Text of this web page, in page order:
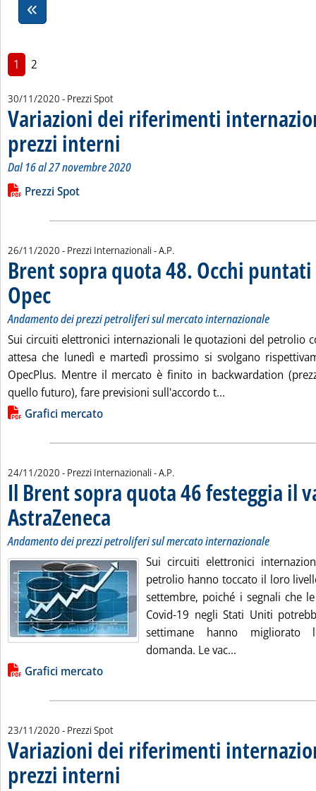
1 2
30/11/2020 - Prezzi Spot
Variazioni dei riferimenti
prezzi interni
Dal 16 al 27 novembre 2020
Leggi tutta la notizia: 'Variazioni dei riferimenti
Lista allegati PDF alla notizia
Prezzi Spot
26/11/2020 - Prezzi Internazionali -di:
A.P.
Brent sopra quota 48. Occhi
Opec . Sottotitolo: Andamento dei prezzi petroliferi sul mercato internazionale
. Pubblicata giovedì 26 novembre 2020 alle 14.25.
Andamento dei prezzi petroliferi sul mercato internazionale
Sui circuiti elettronici internazionali le quotazioni del petrolio
attesa che lunedì e martedì prossimo si svolgano
OpecPlus. Mentre il mercato è finito in backwardation
quello futuro), fare previsioni sull'accordo t...
Lista allegati PDF alla notizia
Grafici mercato
24/11/2020 - Prezzi Internazionali -di:
A.P.
Il Brent sopra quota 46 festeggia il
AstraZeneca . Sottotitolo: Andamento dei prezzi petroliferi sul mercato
. Pubblicata martedì 24 novembre 2020 alle 16.9.
Andamento dei prezzi petroliferi sul mercato internazionale
Sui circuiti elettronici
petrolio hanno toccato il loro
settembre, poiché i segnali che
Covid-19 negli Stati Uniti
settimane hanno migliorato
domanda. Le vac...
Lista allegati PDF alla notizia
Grafici mercato
23/11/2020 - Prezzi Spot
Variazioni dei riferimenti
prezzi interni